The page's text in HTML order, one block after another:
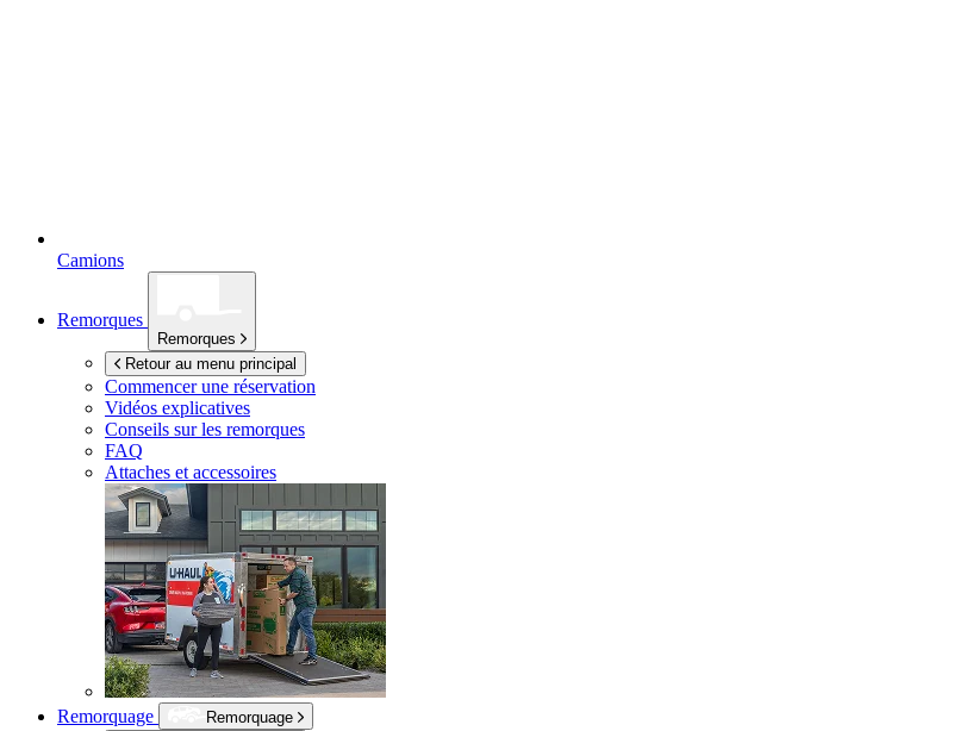
Camions
Remorques
Remorques
Retour au menu principal
Commencer une réservation
Vidéos explicatives
Conseils sur les remorques
FAQ
Attaches et accessoires
Remorquage
Remorquage